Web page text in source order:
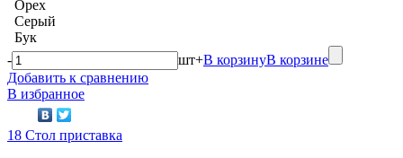
Орех
Серый
Бук
-
шт+В корзинуВ корзине
Добавить к сравнению
В избранное
18 Стол приставка